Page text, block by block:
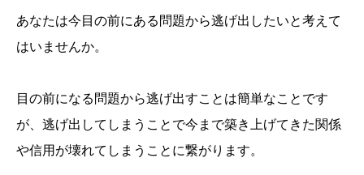
あなたは今目の前にある問題から逃げ出したいと考えて
はいませんか。
目の前になる問題から逃げ出すことは簡単なことです
が、逃げ出してしまうことで今まで築き上げてきた関係
や信用が壊れてしまうことに繋がります。